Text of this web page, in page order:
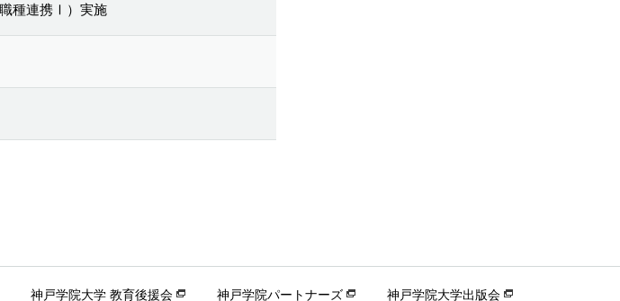
種連携Ⅰ）実施
神戸学院大学 教育後援会 神戸学院パートナーズ 神戸学院大学出版会